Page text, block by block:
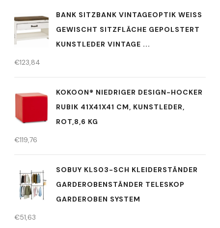
BANK SITZBANK VINTAGEOPTIK WEISS G
EWISCHT SITZFLÄCHE GEPOLSTERT K
UNSTLEDER VINTAGE ...
€123,84
KOKOON® NIEDRIGER DESIGN-HOCKER
RUBIK 41X41X41 CM, KUNSTLEDER,
ROT,8,6 KG
€119,76
SOBUY KLS03-SCH KLEIDERSTÄNDER
GARDEROBENSTÄNDER TELESKOP
GARDEROBEN SYSTEM
€51,63